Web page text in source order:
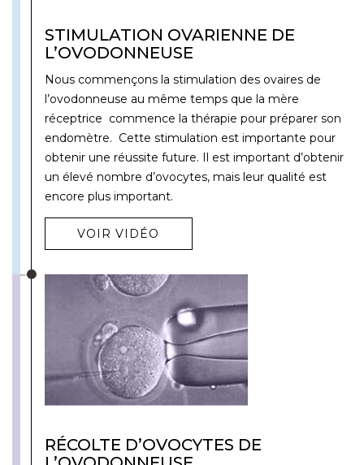
STIMULATION OVARIENNE DE
L’OVODONNEUSE
Nous commençons la stimulation des ovaires de
l’ovodonneuse au même temps que la mère
réceptrice commence la thérapie pour préparer son
endomètre. Cette stimulation est importante pour
obtenir une réussite future. Il est important d’obtenir
un élevé nombre d’ovocytes, mais leur qualité est
encore plus important.
VOIR VIDÉO
RÉCOLTE D’OVOCYTES DE